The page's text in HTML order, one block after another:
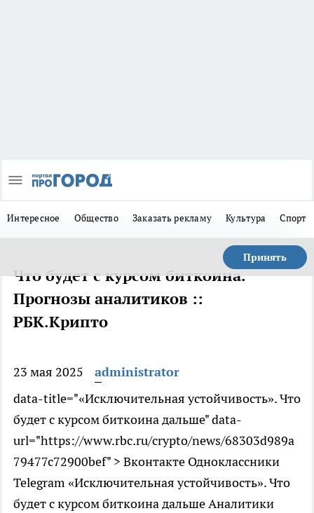
Интересное Общество Заказать рекламу Культура Спорт
Принять
Что будет с курсом биткоина.
Прогнозы аналитиков ::
РБК.Крипто
23 мая 2025
administrator
data-title="«Исключительная устойчивость». Что
будет с курсом биткоина дальше" data-
url="https://www.rbc.ru/crypto/news/68303d989a
79477c72900bef" > Вконтакте Одноклассники
Telegram «Исключительная устойчивость». Что
будет с курсом биткоина дальше Аналитики